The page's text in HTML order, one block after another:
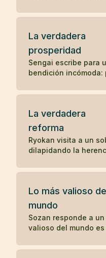
La verdadera
prosperidad
Sengai escribe para
bendición incómoda:
prosperidad.
La verdadera
reforma
Ryokan visita a un
dilapidando la
la vida.
Lo más valioso
mundo
Sozan responde a
valioso del mundo